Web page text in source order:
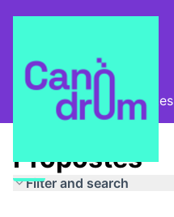
Pla Estratègic Propostes
Propostes
Filter and search